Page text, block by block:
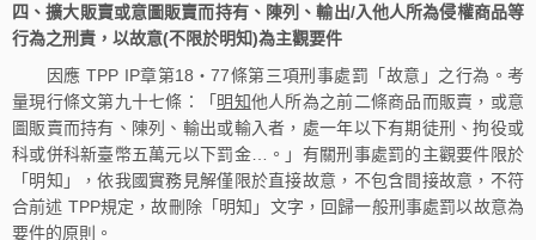
四、擴大販賣或意圖販賣而持有、陳列、輸出/入他人所為侵權商品等
行為之刑責，以故意(不限於明知)為主觀要件
因應 TPP IP章第18‧77條第三項刑事處罰「故意」之行為。考
量現行條文第九十七條：「 明知他人所為之前二條商品而販賣，或意
圖販賣而持有、陳列、輸出或輸入者，處一年以下有期徒刑、拘役或
科或併科新臺幣五萬元以下罰金…。」有關刑事處罰的主觀要件限於
「明知」，依我國實務見解僅限於直接故意，不包含間接故意，不符
合前述 TPP規定，故刪除「明知」文字，回歸一般刑事處罰以故意為
要件的原則。